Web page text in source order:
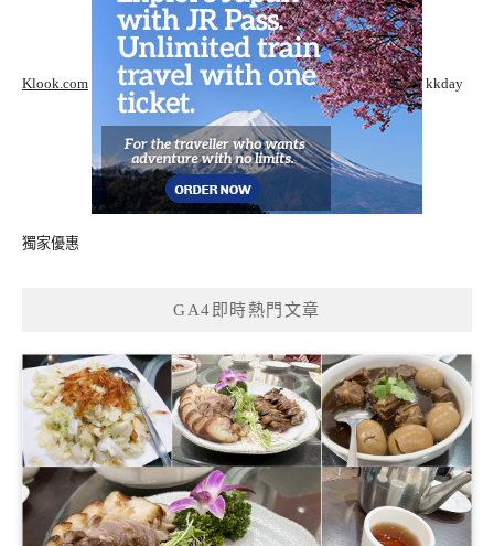
Klook.com kkday
獨家優惠
GA4即時熱門文章